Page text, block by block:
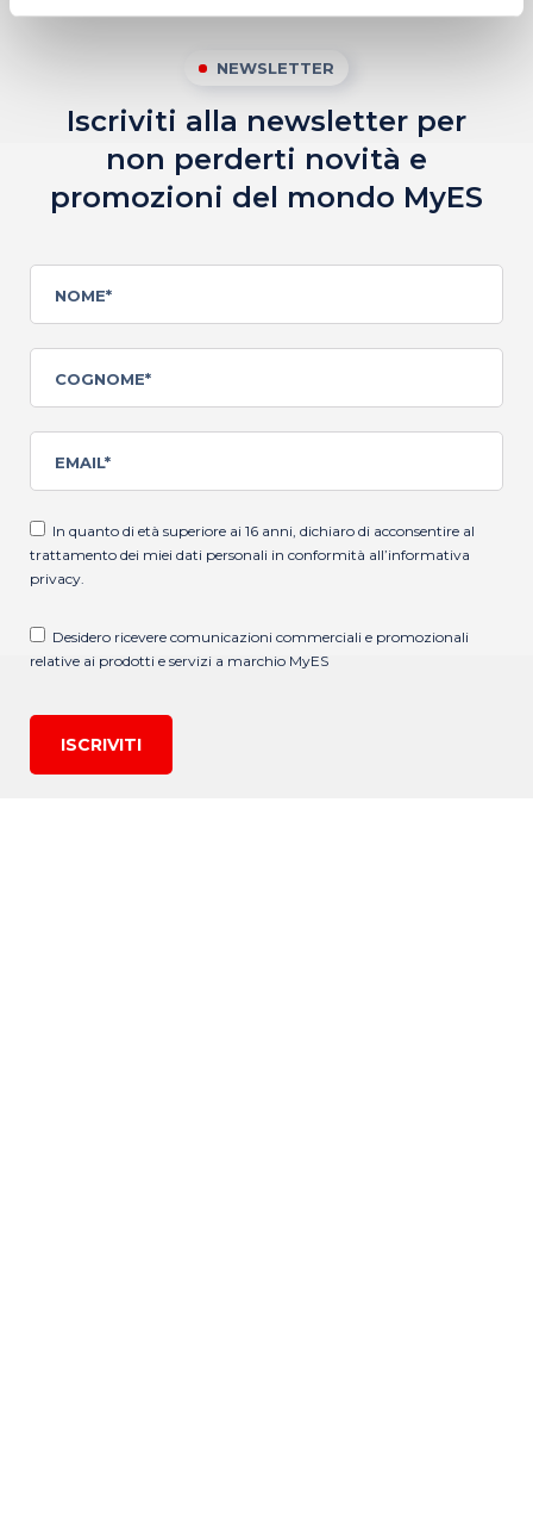
NEWSLETTER
Iscriviti alla newsletter per
non perderti novità e
promozioni del mondo MyES
In quanto di età superiore ai 16 anni, dichiaro di acconsentire al
trattamento dei miei dati personali in conformità all’informativa
privacy.
Desidero ricevere comunicazioni commerciali e promozionali
relative ai prodotti e servizi a marchio MyES
ISCRIVITI